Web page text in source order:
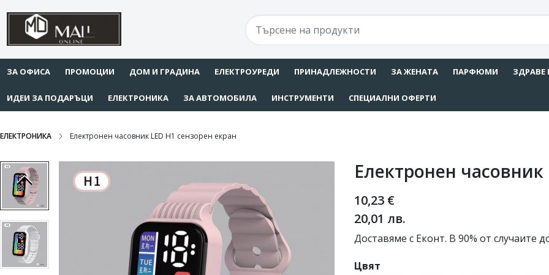
ЗА ОФИСА ПРОМОЦИИ ДОМ И ГРАДИНА ЕЛЕКТРОУРЕДИ ПРИНАДЛЕЖНОСТИ ЗА ЖЕНАТА ПАРФЮМИ ЗДРАВЕ
ИДЕИ ЗА ПОДАРЪЦИ ЕЛЕКТРОНИКА ЗА АВТОМОБИЛА ИНСТРУМЕНТИ СПЕЦИАЛНИ ОФЕРТИ
ЕЛЕКТРОНИКА Електронен часовник LED H1 сензорен екран
Електронен часовник
10,23 €
20,01 лв.
Доставяме с Еконт. В 90% от случаите
Цвят